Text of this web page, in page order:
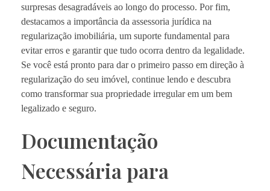
surpresas desagradáveis ao longo do processo. Por fim,
destacamos a importância da assessoria jurídica na
regularização imobiliária, um suporte fundamental para
evitar erros e garantir que tudo ocorra dentro da legalidade.
Se você está pronto para dar o primeiro passo em direção à
regularização do seu imóvel, continue lendo e descubra
como transformar sua propriedade irregular em um bem
legalizado e seguro.
Documentação
Necessária para